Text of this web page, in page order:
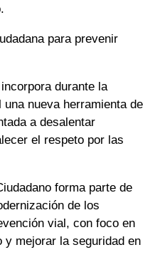
para prevenir
durante la
nueva herramienta de
a desalentar
el respeto por las
forma parte de
de los
vial, con foco en
mejorar la seguridad en